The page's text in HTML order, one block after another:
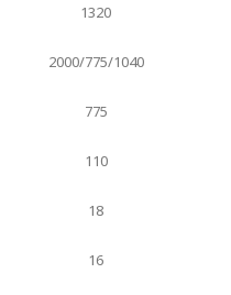
1320
2000/775/1040
775
110
18
16